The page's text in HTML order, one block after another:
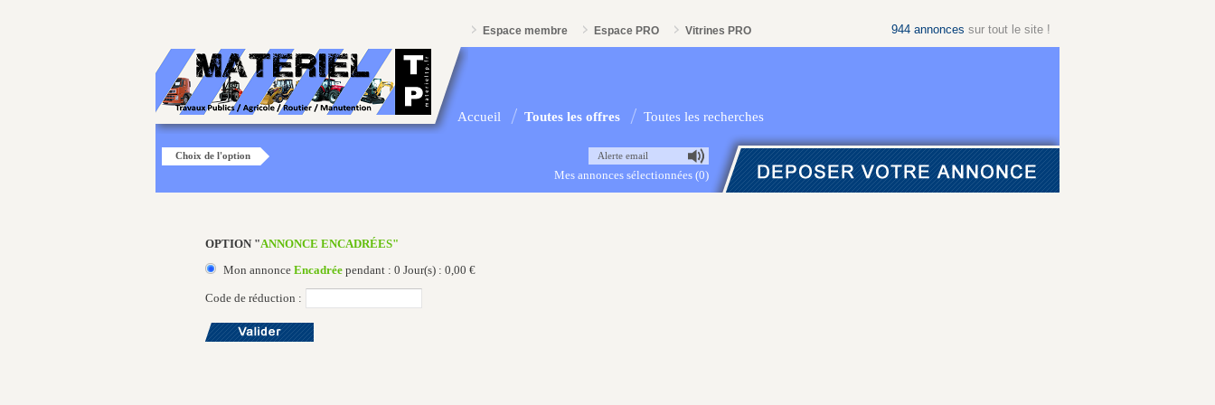
Espace membre Espace PRO Vitrines PRO 944 annonces sur tout le site !
Accueil Toutes les offres Toutes les recherches
Choix de l'option Alerte email
Mes annonces sélectionnées (0)
OPTION "ANNONCE ENCADRÉES"
Mon annonce Encadrée pendant : 0 Jour(s) : 0,00 €
Code de réduction :